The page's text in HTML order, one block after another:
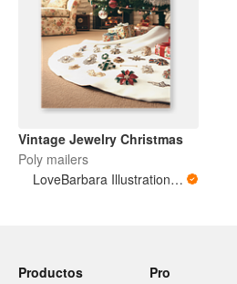
Vintage Jewelry Christmas
Poly mailers
LoveBarbara Illustration Studio
Productos
Pro